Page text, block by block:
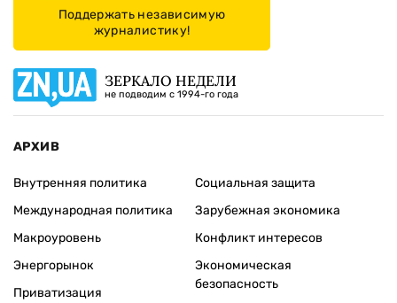
Поддержать независимую
журналистику!
ЗЕРКАЛО НЕДЕЛИ
не подводим с 1994-го года
АРХИВ
Внутренняя политика
Международная политика
Макроуровень
Энергорынок
Приватизация
Социальная защита
Зарубежная экономика
Конфликт интересов
Экономическая
безопасность